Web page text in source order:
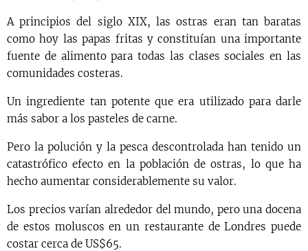
A principios del siglo XIX, las ostras eran tan baratas
como hoy las papas fritas y constituían una importante
fuente de alimento para todas las clases sociales en las
comunidades costeras.
Un ingrediente tan potente que era utilizado para darle
más sabor a los pasteles de carne.
Pero la polución y la pesca descontrolada han tenido un
catastrófico efecto en la población de ostras, lo que ha
hecho aumentar considerablemente su valor.
Los precios varían alrededor del mundo, pero una docena
de estos moluscos en un restaurante de Londres puede
costar cerca de US$65.